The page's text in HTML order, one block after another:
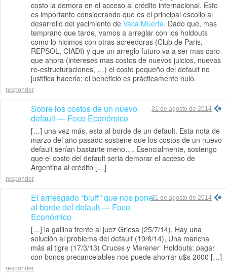
costo la demora en el acceso al crédito internacional. Esto
es importante considerando que es el principal escollo al
desarrollo del yacimiento de Vaca Muerta. Dado que, mas
temprano que tarde, vamos a arreglar con los holdouts
como lo hicimos con otras acreedoras (Club de Paris,
REPSOL, CIADI) y que un arreglo futuro va a ser mas caro
que ahora (intereses mas costos de nuevos juicios, nuevas
re-estructuraciones, …) el costo pequeño del default no
justifica hacerlo: el beneficio es prácticamente nulo.
responder
Sobre los costos de un nuevo
default — Foco Económico
31 de agosto de 2014
[…] una vez más, esta al borde de un default. Esta nota de
marzo del año pasado sostiene que los costos de un nuevo
default serían bastante meno…. Esencialmente, sostengo
que el costo del default seria demorar el acceso de
Argentina al crédito […]
responder
El arriesgado “bluff” que nos pone
al borde del default — Foco
Económico
31 de agosto de 2014
[…] la gallina frente al juez Griesa (25/7/14), Hay una
solución al problema del default (19/6/14), Una mancha
más al tigre (17/3/13) Cruces y Merener Holdouts: pagar
con bonos precancelables nos puede ahorrar u$s 2000 […]
responder